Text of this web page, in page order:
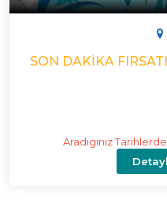
SON DAKIKA
Aradıgınız